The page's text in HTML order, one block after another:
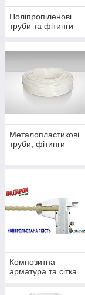
Поліпропіленові
труби та фітинги
Металопластикові
труби, фітинги
Композитна
арматура та сітка